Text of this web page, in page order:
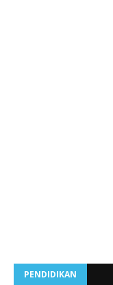
PENDIDIKAN